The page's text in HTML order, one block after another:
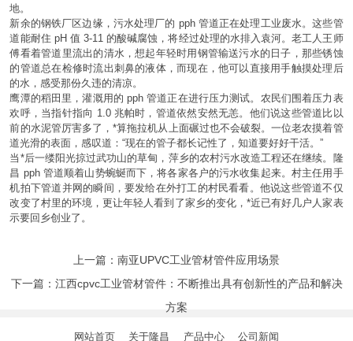
地。
新余的钢铁厂区边缘，污水处理厂的 pph 管道正在处理工业废水。这些管
道能耐住 pH 值 3-11 的酸碱腐蚀，将经过处理的水排入袁河。老工人王师
傅看着管道里流出的清水，想起年轻时用钢管输送污水的日子，那些锈蚀
的管道总在检修时流出刺鼻的液体，而现在，他可以直接用手触摸处理后
的水，感受那份久违的清凉。
鹰潭的稻田里，灌溉用的 pph 管道正在进行压力测试。农民们围着压力表
欢呼，当指针指向 1.0 兆帕时，管道依然安然无恙。他们说这些管道比以
前的水泥管厉害多了，*算拖拉机从上面碾过也不会破裂。一位老农摸着管
道光滑的表面，感叹道：“现在的管子都长记性了，知道要好好干活。”
当*后一缕阳光掠过武功山的草甸，萍乡的农村污水改造工程还在继续。隆
昌 pph 管道顺着山势蜿蜒而下，将各家各户的污水收集起来。村主任用手
机拍下管道并网的瞬间，要发给在外打工的村民看看。他说这些管道不仅
改变了村里的环境，更让年轻人看到了家乡的变化，*近已有好几户人家表
示要回乡创业了。
上一篇： 南亚UPVC工业管材管件应用场景
下一篇： 江西cpvc工业管材管件：不断推出具有创新性的产品和解决
方案
网站首页 关于隆昌 产品中心 公司新闻